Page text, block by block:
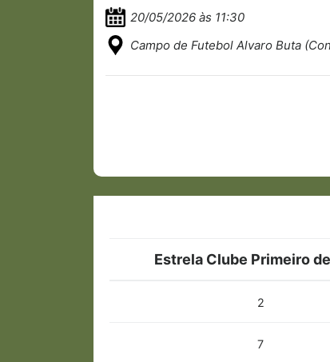
20/05/2026 às 11:30
Campo de Futebol Alvaro Buta
Estrela Clube Primeiro
2
7